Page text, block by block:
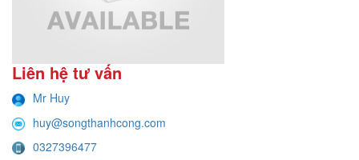
Liên hệ tư vấn
Mr Huy
huy@songthanhcong.com
0327396477